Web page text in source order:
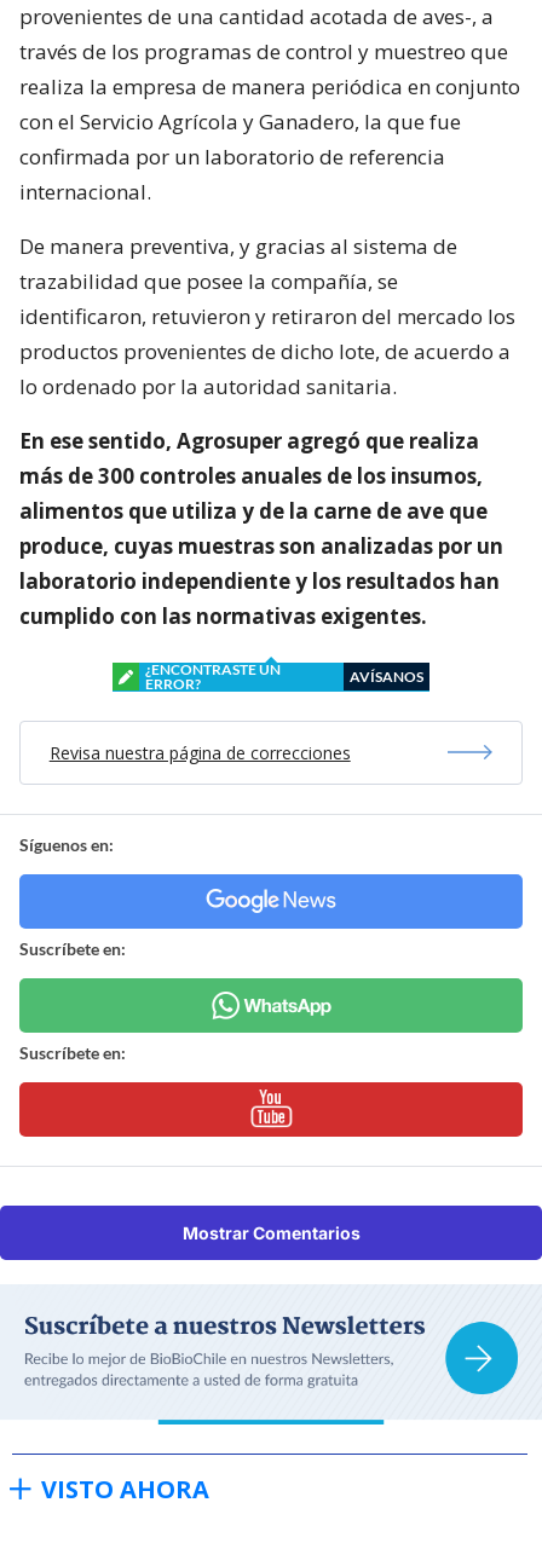
provenientes de una cantidad acotada de aves-, a
través de los programas de control y muestreo que
realiza la empresa de manera periódica en conjunto
con el Servicio Agrícola y Ganadero, la que fue
confirmada por un laboratorio de referencia
internacional.
De manera preventiva, y gracias al sistema de
trazabilidad que posee la compañía, se
identificaron, retuvieron y retiraron del mercado los
productos provenientes de dicho lote, de acuerdo a
lo ordenado por la autoridad sanitaria.
En ese sentido, Agrosuper agregó que realiza
más de 300 controles anuales de los insumos,
alimentos que utiliza y de la carne de ave que
produce, cuyas muestras son analizadas por un
laboratorio independiente y los resultados han
cumplido con las normativas exigentes.
¿ENCONTRASTE UN
ERROR?
AVÍSANOS
Revisa nuestra página de correcciones
Síguenos en:
Suscríbete en:
Suscríbete en:
Mostrar Comentarios
VISTO AHORA